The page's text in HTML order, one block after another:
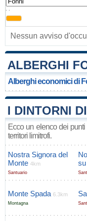
, ,
Nessun avviso
ALBERGHI
Alberghi economici di
I DINTORNI
Ecco un elenco dei
territori limitrofi.
Nostra Signora del
Monte 4km
Santuario
Monte Spada 6.3km
Montagna